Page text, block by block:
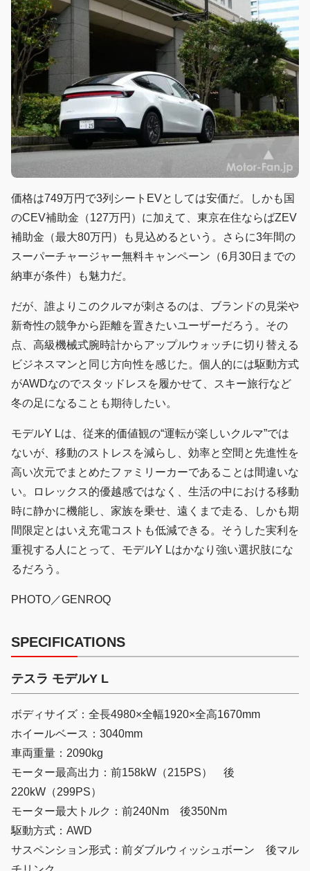
価格は749万円で3列シートEVとしては安価だ。しかも国
のCEV補助金（127万円）に加えて、東京在住ならばZEV
補助金（最大80万円）も見込めるという。さらに3年間の
スーパーチャージャー無料キャンペーン（6月30日までの
納車が条件）も魅力だ。
だが、誰よりこのクルマが刺さるのは、ブランドの見栄や
新奇性の競争から距離を置きたいユーザーだろう。その
点、高級機械式腕時計からアップルウォッチに切り替える
ビジネスマンと同じ方向性を感じた。個人的には駆動方式
がAWDなのでスタッドレスを履かせて、スキー旅行など
冬の足になることも期待したい。
モデルY Lは、従来的価値観の“運転が楽しいクルマ”では
ないが、移動のストレスを減らし、効率と空間と先進性を
高い次元でまとめたファミリーカーであることは間違いな
い。ロレックス的優越感ではなく、生活の中における移動
時に静かに機能し、家族を乗せ、遠くまで走る、しかも期
間限定とはいえ充電コストも低減できる。そうした実利を
重視する人にとって、モデルY Lはかなり強い選択肢にな
るだろう。
PHOTO／GENROQ
SPECIFICATIONS
テスラ モデルY L
ボディサイズ：全長4980×全幅1920×全高1670mm
ホイールベース：3040mm
車両重量：2090kg
モーター最高出力：前158kW（215PS） 後
220kW（299PS）
モーター最大トルク：前240Nm 後350Nm
駆動方式：AWD
サスペンション形式：前ダブルウィッシュボーン 後マル